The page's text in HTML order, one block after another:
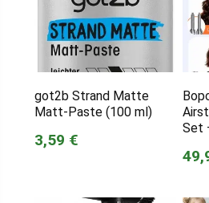
got2b Strand Matte
Matt-Paste (100 ml)
3,59 €
Set